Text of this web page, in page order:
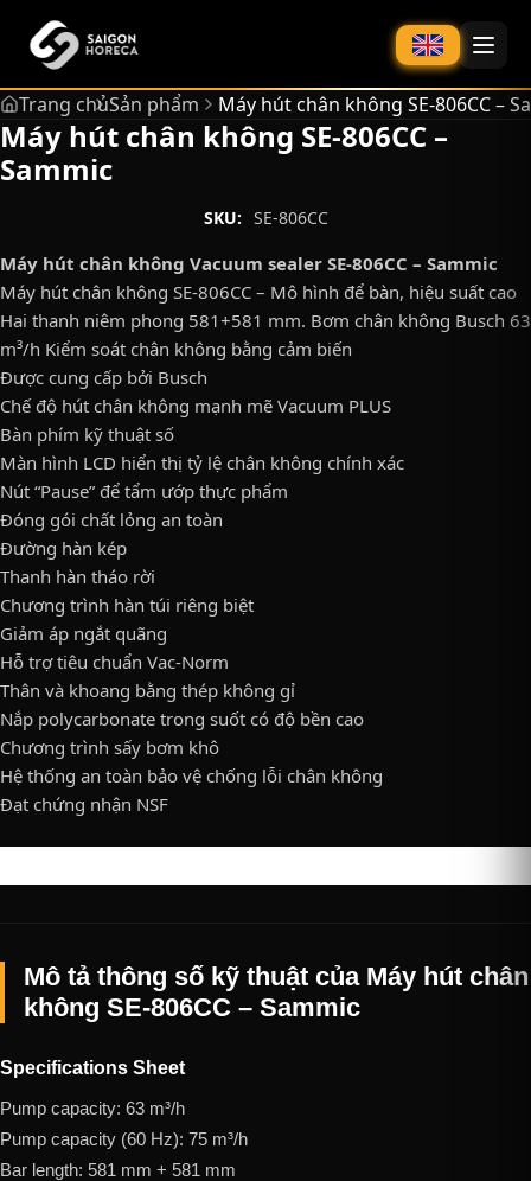
chính
Trang chủSản phẩm Máy hút chân không SE-806CC –
Máy hút chân không SE-806CC –
Sammic
SKU: SE-806CC
Máy hút chân không Vacuum sealer SE-806CC – Sammic
Máy hút chân không SE-806CC – Mô hình để bàn, hiệu suất cao
Hai thanh niêm phong 581+581 mm. Bơm chân không Busch 63
m³/h Kiểm soát chân không bằng cảm biến
Được cung cấp bởi Busch
Chế độ hút chân không mạnh mẽ Vacuum PLUS
Bàn phím kỹ thuật số
Màn hình LCD hiển thị tỷ lệ chân không chính xác
Nút “Pause” để tẩm ướp thực phẩm
Đóng gói chất lỏng an toàn
Đường hàn kép
Thanh hàn tháo rời
Chương trình hàn túi riêng biệt
Giảm áp ngắt quãng
Hỗ trợ tiêu chuẩn Vac-Norm
Thân và khoang bằng thép không gỉ
Nắp polycarbonate trong suốt có độ bền cao
Chương trình sấy bơm khô
Hệ thống an toàn bảo vệ chống lỗi chân không
Đạt chứng nhận NSF
Mô tả thông số kỹ thuật của Máy hút chân
không SE-806CC – Sammic
Specifications Sheet
Pump capacity: 63 m³/h
Pump capacity (60 Hz): 75 m³/h
Bar length: 581 mm + 581 mm